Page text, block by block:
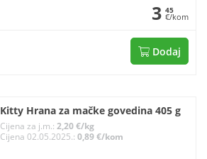
3 45
€/kom
Dodaj
Kitty Hrana za mačke govedina 405 g
Cijena za j.m.: 2,20 €/kg
Cijena 02.05.2025.: 0,89 €/kom